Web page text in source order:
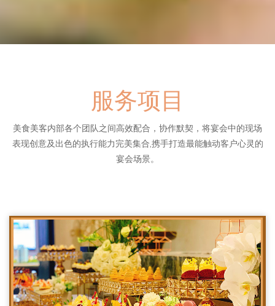
服务项目
美食美客内部各个团队之间高效配合，协作默契，将宴会中的现场
表现创意及出色的执行能力完美集合,携手打造最能触动客户心灵的
宴会场景。